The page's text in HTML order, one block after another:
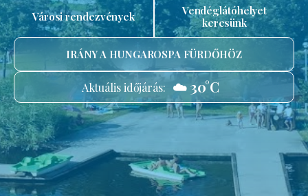
Városi rendezvények
Vendéglátóhelyet
keresünk
IRÁNY A HUNGAROSPA FÜRDŐHÖZ
Aktuális időjárás: ☁️ 30°C